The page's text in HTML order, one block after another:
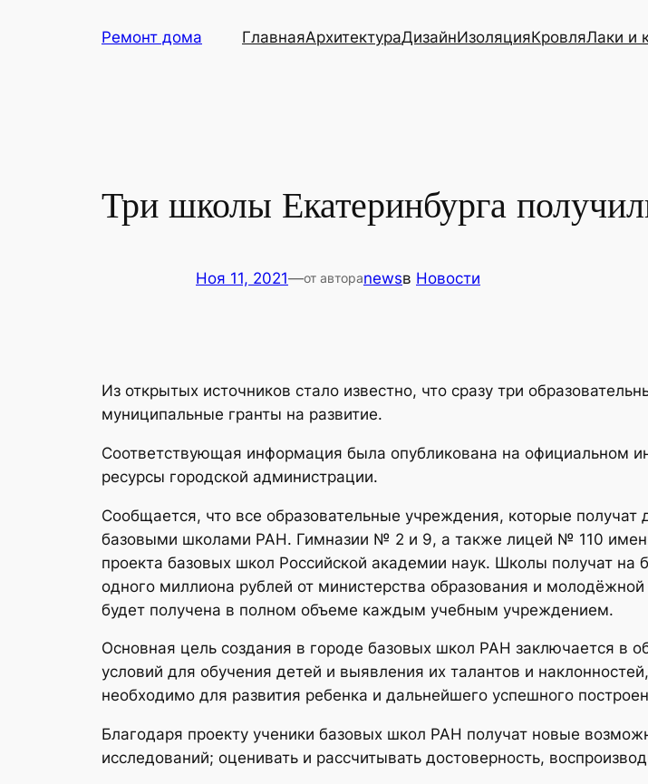
Ремонт дома ГлавнаяАрхитектураДизайнИзоляцияКровляЛаки и
Три школы Екатеринбурга
Ноя 11, 2021—от автораnewsв Новости
Из открытых источников стало известно, что сразу три
муниципальные гранты на развитие.
Соответствующая информация была опубликована на официальном
ресурсы городской администрации.
Сообщается, что все образовательные учреждения, которые
базовыми школами РАН. Гимназии № 2 и 9, а также лицей № 110
проекта базовых школ Российской академии наук. Школы получат
одного миллиона рублей от министерства образования и
будет получена в полном объеме каждым учебным учреждением.
Основная цель создания в городе базовых школ РАН заключается в
условий для обучения детей и выявления их талантов и
необходимо для развития ребенка и дальнейшего успешного
Благодаря проекту ученики базовых школ РАН получат новые
исследований; оценивать и рассчитывать достоверность,